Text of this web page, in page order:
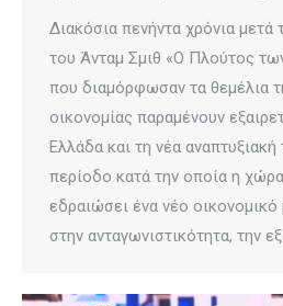
Διακόσια πενήντα χρόνια
του Άνταμ Σμιθ «Ο Πλούτος
που διαμόρφωσαν τα θεμέλια
οικονομίας παραμένουν
Ελλάδα και τη νέα
περίοδο κατά την οποία η χώρα
εδραιώσει ένα νέο
στην ανταγωνιστικότητα, την